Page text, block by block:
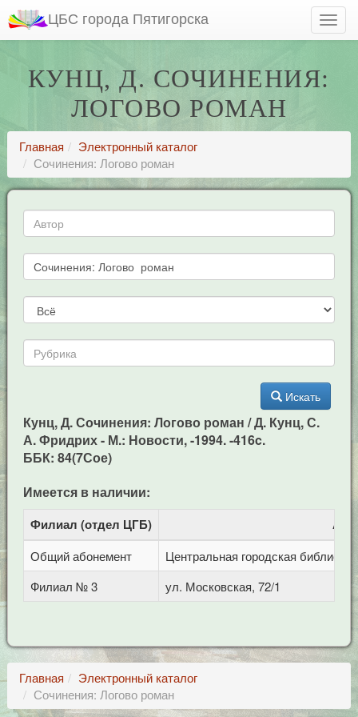
ЦБС города Пятигорска
КУНЦ, Д. СОЧИНЕНИЯ:
ЛОГОВО РОМАН
Главная
Электронный каталог
Сочинения: Логово роман
Искать
Кунц, Д. Сочинения: Логово роман / Д. Кунц, С.
А. Фридрих - М.: Новости, -1994. -416c.
ББК: 84(7Сое)
Имеется в наличии:
Филиал (отдел ЦГБ)
Общий абонемент
Центральная городская
Филиал № 3
ул. Московская, 72/1
Главная
Электронный каталог
Сочинения: Логово роман